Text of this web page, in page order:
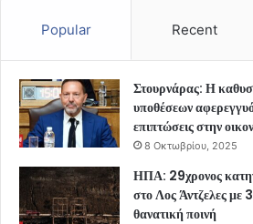
Popular Recent
Στουρνάρας: Η
υποθέσεων
επιπτώσεις στην
8 Οκτωβρίου, 2025
ΗΠΑ: 29χρονος
στο Λος Άντζελες με
θανατική ποινή